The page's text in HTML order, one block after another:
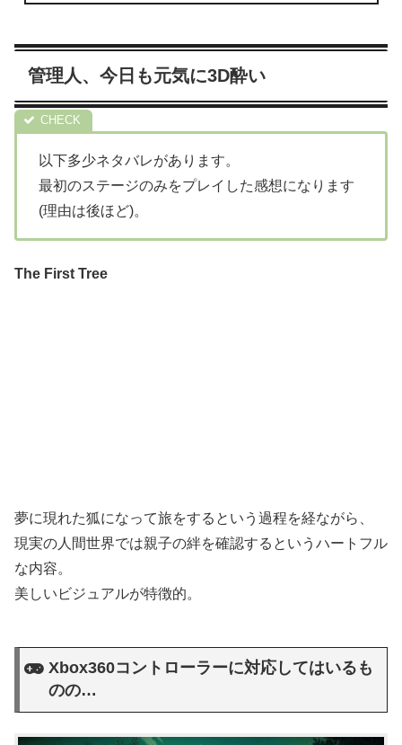
管理人、今日も元気に3D酔い
以下多少ネタバレがあります。
最初のステージのみをプレイした感想になります
(理由は後ほど)。
The First Tree
夢に現れた狐になって旅をするという過程を経ながら、
現実の人間世界では親子の絆を確認するというハートフル
な内容。
美しいビジュアルが特徴的。
Xbox360コントローラーに対応してはいるも
のの…